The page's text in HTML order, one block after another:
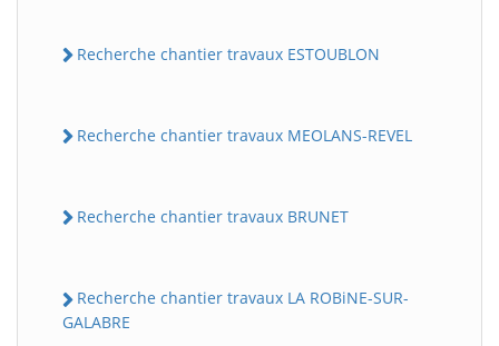
Recherche chantier travaux ESTOUBLON
Recherche chantier travaux MEOLANS-REVEL
Recherche chantier travaux BRUNET
Recherche chantier travaux LA ROBiNE-SUR-
GALABRE